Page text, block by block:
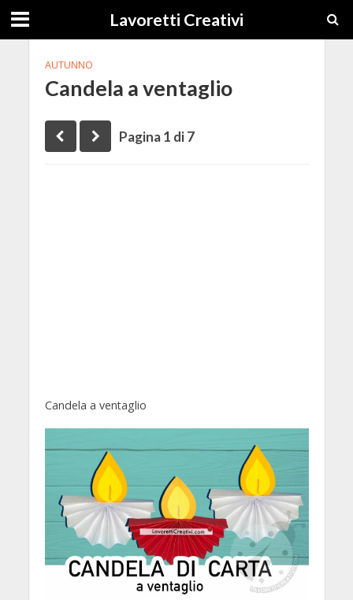
Lavoretti Creativi
AUTUNNO
Candela a ventaglio
Pagina 1 di 7
Candela a ventaglio